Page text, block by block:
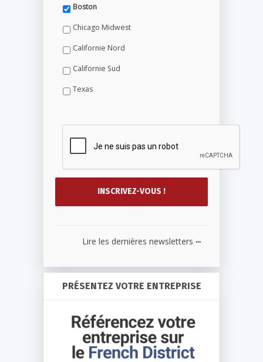
Boston
Chicago Midwest
Californie Nord
Californie Sud
Texas
Lire les dernières newsletters ...
PRÉSENTEZ VOTRE ENTREPRISE